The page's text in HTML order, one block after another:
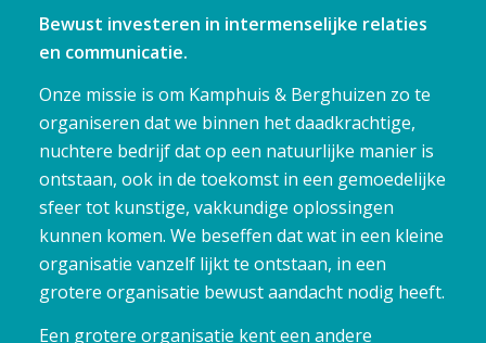
Bewust investeren in intermenselijke relaties
en communicatie.
Onze missie is om Kamphuis & Berghuizen zo te
organiseren dat we binnen het daadkrachtige,
nuchtere bedrijf dat op een natuurlijke manier is
ontstaan, ook in de toekomst in een gemoedelijke
sfeer tot kunstige, vakkundige oplossingen
kunnen komen. We beseffen dat wat in een kleine
organisatie vanzelf lijkt te ontstaan, in een
grotere organisatie bewust aandacht nodig heeft.
Een grotere organisatie kent een andere